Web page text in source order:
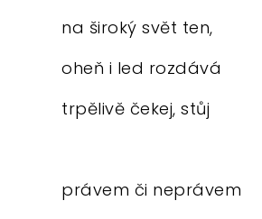
na široký svět ten,
oheň i led rozdává
trpělivě čekej, stůj
právem či neprávem